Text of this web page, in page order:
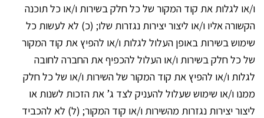
ו/או לגלות את קוד המקור של כל חלק בשירות ו/או כל תוכנה
הקשורה אליו ו/או ליצור יצירות נגזרות שלו; (כ) לא לעשות כל
שימוש בשירות באופן העלול לגלות ו/או להפיץ את קוד המקור
של כל חלק בשירות ו/או העלול להכפיף את החברה לחובה
לגלות ו/או להפיץ את קוד המקור של השירות ו/או של כל חלק
ממנו ו/או שימוש שעלול להעניק לצד ג’ את הזכות לשנות או
ליצור יצירות נגזרות מהשירות ו/או קוד המקור; (ל) לא להכביד